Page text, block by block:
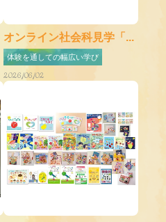
オンライン社会科見学「...
体験を通しての幅広い学び
2026/06/02